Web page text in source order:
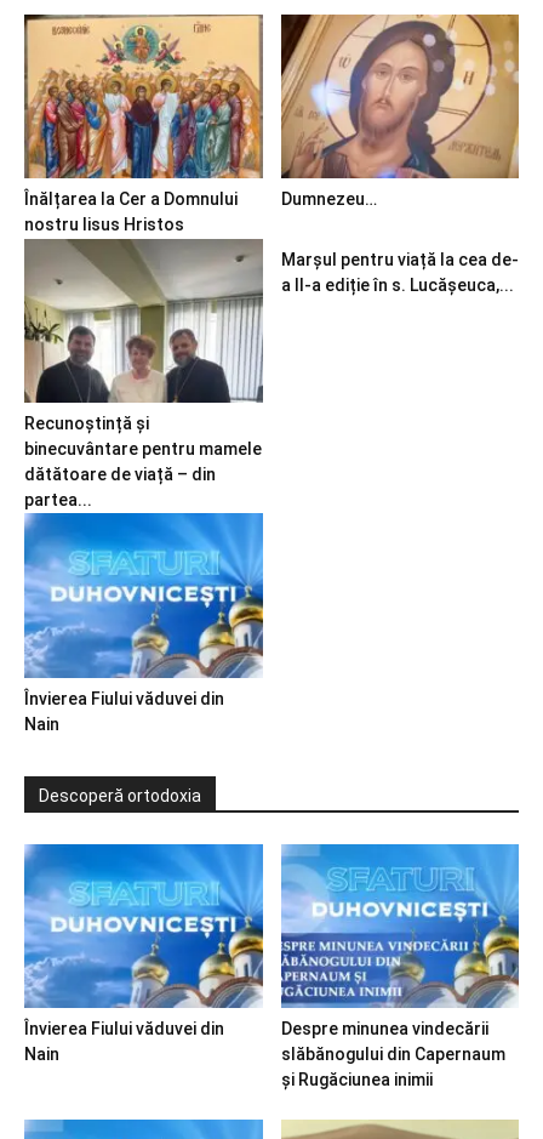
Înălțarea la Cer a Domnului
nostru Iisus Hristos
Dumnezeu…
Recunoștință și
binecuvântare pentru mamele
dătătoare de viață – din
partea...
Marșul pentru viață la cea de-
a II-a ediție în s. Lucășeuca,...
Învierea Fiului văduvei din
Nain
Descoperă ortodoxia
Învierea Fiului văduvei din
Nain
Despre minunea vindecării
slăbănogului din Capernaum
și Rugăciunea inimii